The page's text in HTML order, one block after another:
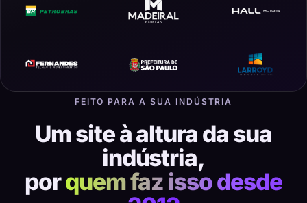
FEITO PARA A SUA INDÚSTRIA
Um site à altura da sua
indústria,
porquem faz isso desde